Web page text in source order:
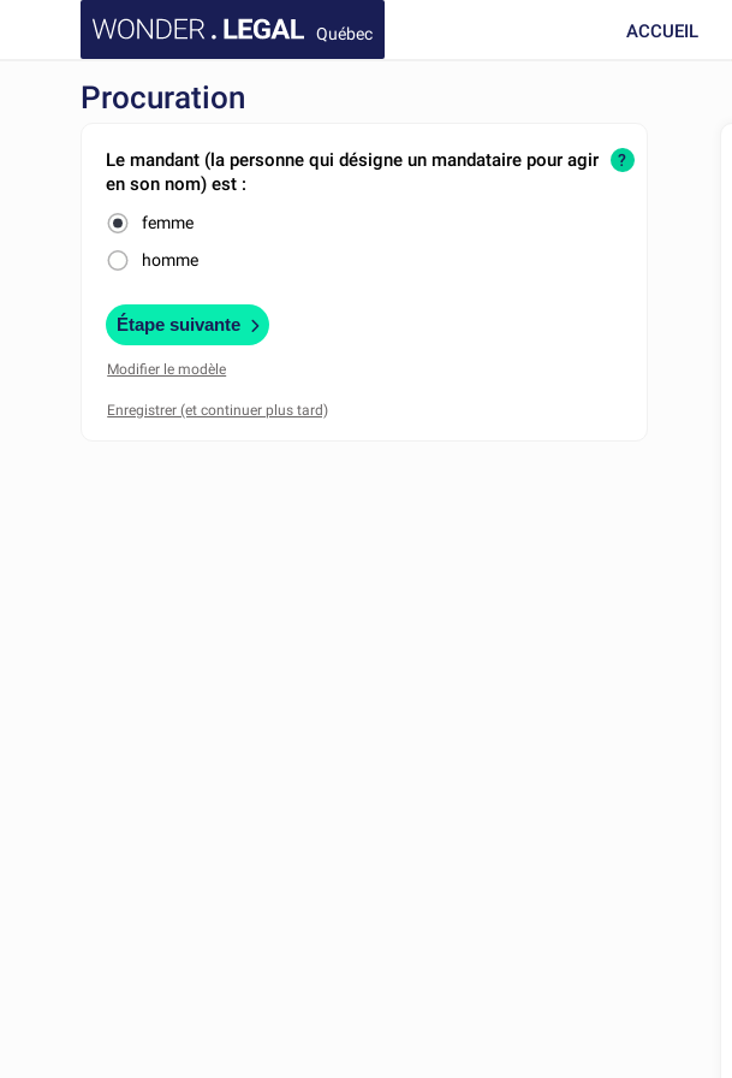
Québec ACCUEIL
Procuration
Le mandant (la personne qui désigne un mandataire pour agir
en son nom) est :
femme
homme
?
Étape suivante
Modifier le modèle